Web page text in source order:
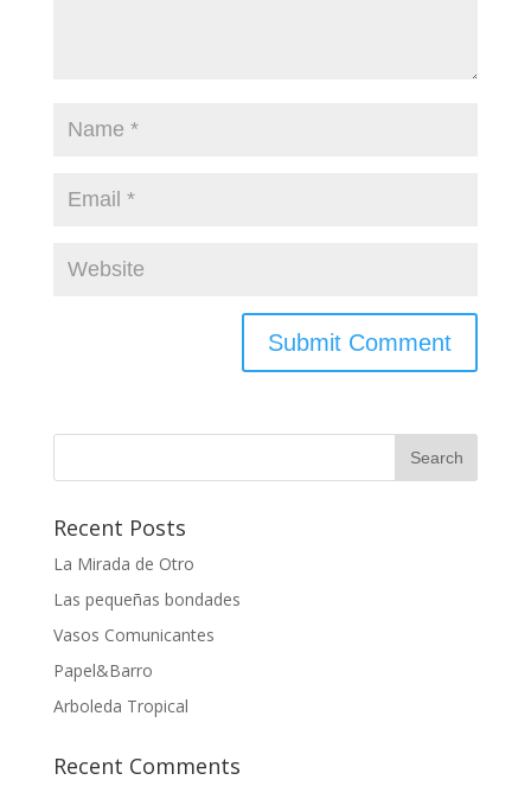
Recent Posts
La Mirada de Otro
Las pequeñas bondades
Vasos Comunicantes
Papel&Barro
Arboleda Tropical
Recent Comments